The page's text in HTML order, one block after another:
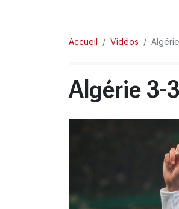
Accueil Vidéos
Algérie 3-